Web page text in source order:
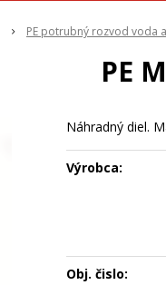
PE potrubný rozvod voda
PE
Náhradný diel.
Výrobca:
Obj. čislo: